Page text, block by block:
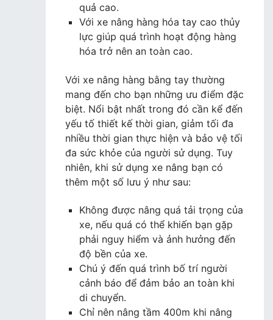
quả cao.
Với xe nâng hàng hóa tay cao thủy
lực giúp quá trình hoạt động hàng
hóa trở nên an toàn cao.
Với xe nâng hàng bằng tay thường
mang đến cho bạn những ưu điểm đặc
biệt. Nổi bật nhất trong đó cần kể đến
yếu tố thiết kế thời gian, giảm tối đa
nhiều thời gian thực hiện và bảo vệ tối
đa sức khỏe của người sử dụng. Tuy
nhiên, khi sử dụng xe nâng bạn có
thêm một số lưu ý như sau:
Không được nâng quá tải trọng của
xe, nếu quá có thể khiến bạn gặp
phải nguy hiểm và ảnh hưởng đến
độ bền của xe.
Chú ý đến quá trình bố trí người
cảnh báo để đảm bảo an toàn khi
di chuyển.
Chỉ nên nâng tầm 400m khi nâng